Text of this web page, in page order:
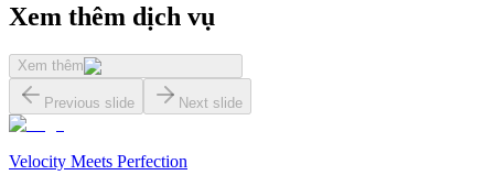
Xem thêm dịch vụ
Xem thêm
Previous slide Next slide
Velocity Meets Perfection